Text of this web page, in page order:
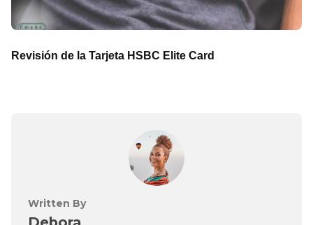
Revisión de la Tarjeta HSBC Elite Card
Written By